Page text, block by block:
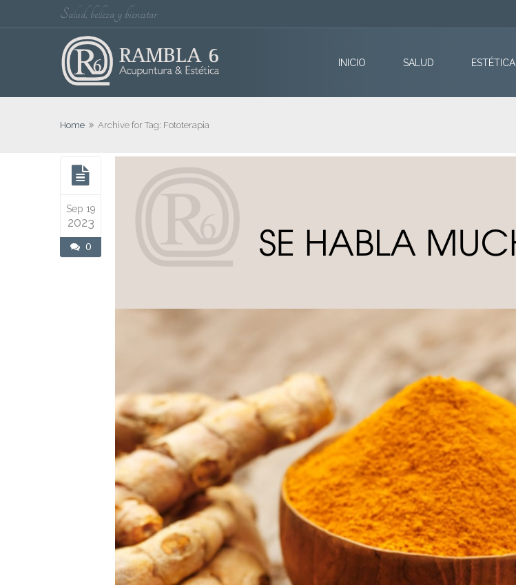
Salud, belleza y bienestar
INICIO SALUD ESTÉTICA
Home Archive for Tag: Fototerapia
Sep 19
2023
0